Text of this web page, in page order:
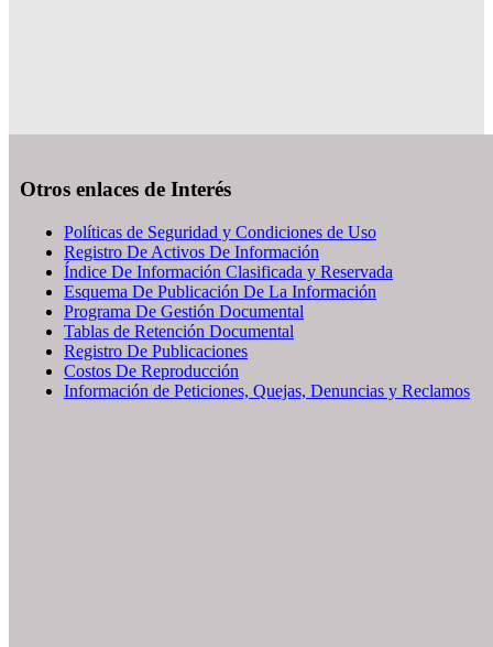
Otros enlaces de Interés
Políticas de Seguridad y Condiciones de Uso
Registro De Activos De Información
Índice De Información Clasificada y Reservada
Esquema De Publicación De La Información
Programa De Gestión Documental
Tablas de Retención Documental
Registro De Publicaciones
Costos De Reproducción
Información de Peticiones, Quejas, Denuncias y Reclamos